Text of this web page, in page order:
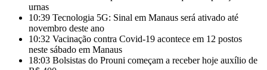
urnas
10:39 Tecnologia 5G: Sinal em Manaus será ativado até
novembro deste ano
10:32 Vacinação contra Covid-19 acontece em 12 postos
neste sábado em Manaus
18:03 Bolsistas do Prouni começam a receber hoje auxílio de